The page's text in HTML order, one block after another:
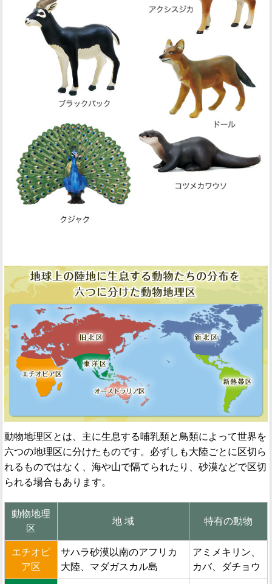
動物地理区とは、主に生息する哺乳類と鳥類によって世界を
六つの地理区に分けたものです。必ずしも大陸ごとに区切ら
れるものではなく、海や山で隔てられたり、砂漠などで区切
られる場合もあります。
動物地理
区
地 域 特有の動物
エチオピ
ア区
サハラ砂漠以南のアフリカ
大陸、マダガスカル島
アミメキリン、
カバ、ダチョウ